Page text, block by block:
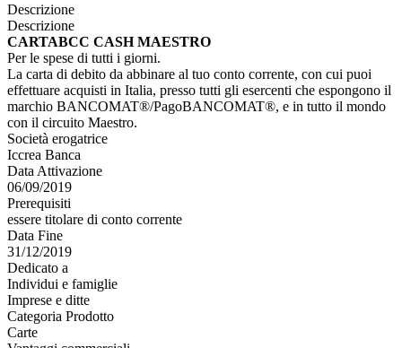
Descrizione
Descrizione
CARTABCC CASH MAESTRO
Per le spese di tutti i giorni.
La carta di debito da abbinare al tuo conto corrente, con cui puoi
effettuare acquisti in Italia, presso tutti gli esercenti che espongono il
marchio BANCOMAT®/PagoBANCOMAT®, e in tutto il mondo
con il circuito Maestro.
Società erogatrice
Iccrea Banca
Data Attivazione
06/09/2019
Prerequisiti
essere titolare di conto corrente
Data Fine
31/12/2019
Dedicato a
Individui e famiglie
Imprese e ditte
Categoria Prodotto
Carte